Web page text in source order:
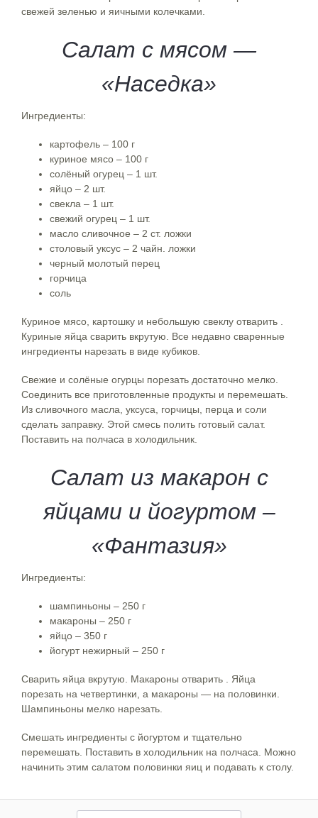
свежей зеленью и яичными колечками.
Салат с мясом —
«Наседка»
Ингредиенты:
картофель – 100 г
куриное мясо – 100 г
солёный огурец – 1 шт.
яйцо – 2 шт.
свекла – 1 шт.
свежий огурец – 1 шт.
масло сливочное – 2 ст. ложки
столовый уксус – 2 чайн. ложки
черный молотый перец
горчица
соль
Куриное мясо, картошку и небольшую свеклу отварить .
Куриные яйца сварить вкрутую. Все недавно сваренные
ингредиенты нарезать в виде кубиков.
Свежие и солёные огурцы порезать достаточно мелко.
Соединить все приготовленные продукты и перемешать.
Из сливочного масла, уксуса, горчицы, перца и соли
сделать заправку. Этой смесь полить готовый салат.
Поставить на полчаса в холодильник.
Салат из макарон с
яйцами и йогуртом –
«Фантазия»
Ингредиенты:
шампиньоны – 250 г
макароны – 250 г
яйцо – 350 г
йогурт нежирный – 250 г
Сварить яйца вкрутую. Макароны отварить . Яйца
порезать на четвертинки, а макароны — на половинки.
Шампиньоны мелко нарезать.
Смешать ингредиенты с йогуртом и тщательно
перемешать. Поставить в холодильник на полчаса. Можно
начинить этим салатом половинки яиц и подавать к столу.